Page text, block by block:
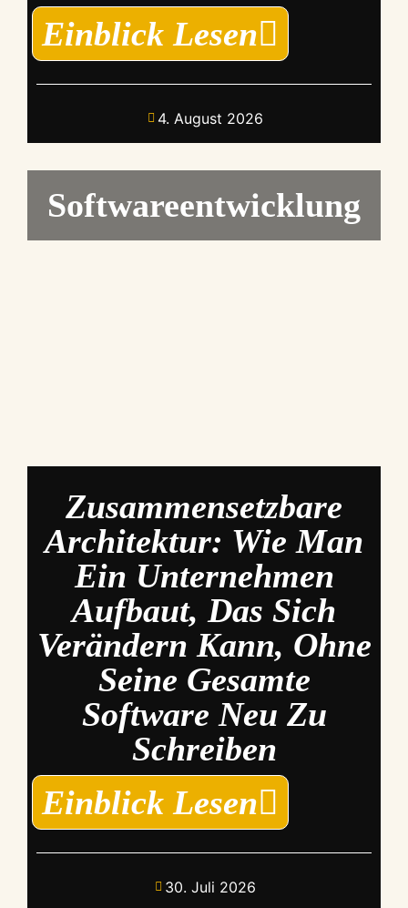
Einblick Lesen
4. August 2026
Softwareentwicklung
Zusammensetzbare
Architektur: Wie Man
Ein Unternehmen
Aufbaut, Das Sich
Verändern Kann, Ohne
Seine Gesamte
Software Neu Zu
Schreiben
Einblick Lesen
30. Juli 2026